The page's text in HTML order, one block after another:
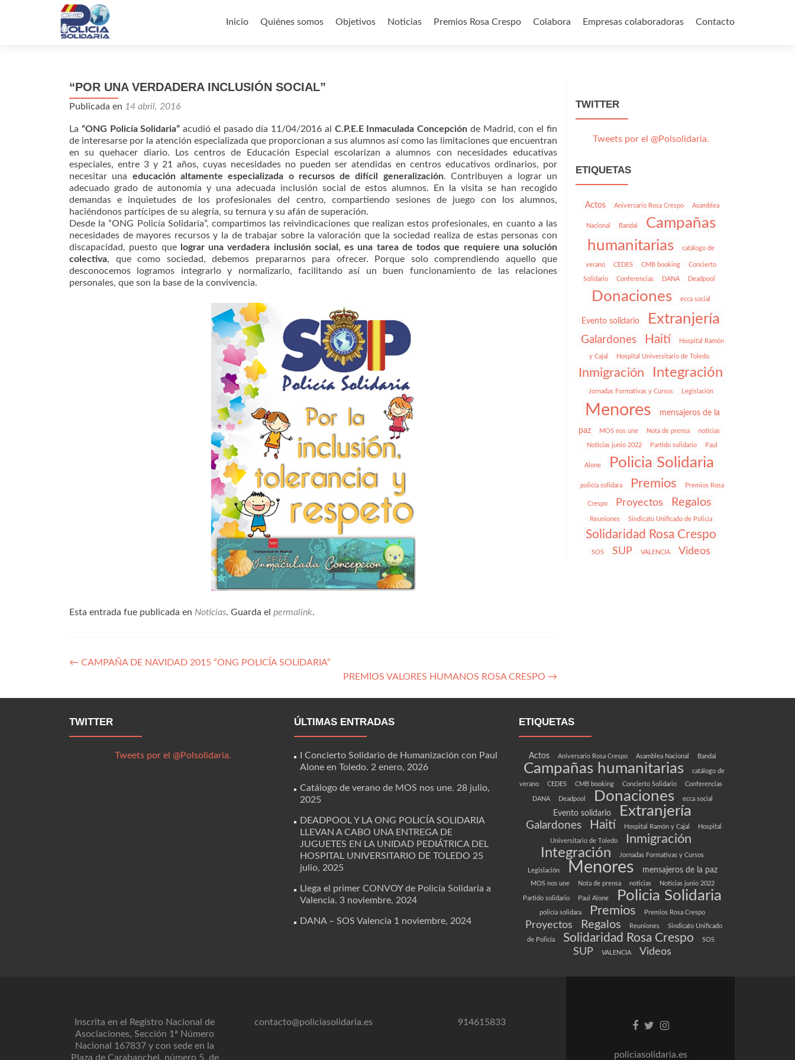
alInicio Quiénes somos Objetivos Noticias Premios Rosa Crespo Colabora Empresas colaboradoras Contacto
“POR UNA VERDADERA INCLUSIÓN SOCIAL”
Publicada en 14 abril, 2016
La “ONG Policía Solidaria” acudió el pasado día 11/04/2016 al C.P.E.E Inmaculada Concepción de Madrid, con el fin
de interesarse por la atención especializada que proporcionan a sus alumnos así como las limitaciones que encuentran
en su quehacer diario. Los centros de Educación Especial escolarizan a alumnos con necesidades educativas
especiales, entre 3 y 21 años, cuyas necesidades no pueden ser atendidas en centros educativos ordinarios, por
necesitar una educación altamente especializada o recursos de difícil generalización. Contribuyen a lograr un
adecuado grado de autonomía y una adecuada inclusión social de estos alumnos. En la visita se han recogido
demandas e inquietudes de los profesionales del centro, compartiendo sesiones de juego con los alumnos,
haciéndonos partícipes de su alegría, su ternura y su afán de superación.
Desde la “ONG Policía Solidaria”, compartimos las reivindicaciones que realizan estos profesionales, en cuanto a las
necesidades de mayores recursos y la de trabajar sobre la valoración que la sociedad realiza de estas personas con
discapacidad, puesto que
lograr una verdadera inclusión social, es una tarea de todos que requiere una solución
colectiva, que como sociedad, debemos prepararnos para ofrecer. Porque solo comprendiendo aquello que
desconocemos logramos integrarlo y normalizarlo, facilitando así un buen funcionamiento de las relaciones
personales, que son la base de la convivencia.
Esta entrada fue publicada en Noticias. Guarda el permalink.
Navegación
← CAMPAÑA DE NAVIDAD 2015 “ONG POLICÍA SOLIDARIA”
PREMIOS VALORES HUMANOS ROSA CRESPO →
TWITTER
Tweets por el @Polsolidaria.
ETIQUETAS
Actos Aniversario Rosa Crespo Asamblea
Nacional Bandai
Campañas
humanitarias
catálogo de
verano CEDES CMB booking Concierto
Solidario Conferencias DANA Deadpool
Donaciones ecca social
Evento solidario Extranjería
Galardones Haití Hospital Ramón
y Cajal Hospital Universitario de Toledo
Inmigración Integración
Jornadas Formativas y Cursos Legislación
Menores mensajeros de la
paz MOS nos une Nota de prensa noticias
Noticias junio 2022 Partido solidario Paul
Alone Policia Solidaria
policía solidara Premios Premios Rosa
Crespo Proyectos Regalos
Reuniones Sindicato Unificado de Policía
Solidaridad Rosa Crespo
SOS SUP VALENCIA Videos
TWITTER
Tweets por el @Polsolidaria.
ÚLTIMAS ENTRADAS
I Concierto Solidario de Humanización con Paul
Alone en Toledo. 2 enero, 2026
Catálogo de verano de MOS nos une. 28 julio,
2025
DEADPOOL Y LA ONG POLICÍA SOLIDARIA
LLEVAN A CABO UNA ENTREGA DE
JUGUETES EN LA UNIDAD PEDIÁTRICA DEL
HOSPITAL UNIVERSITARIO DE TOLEDO 25
julio, 2025
Llega el primer CONVOY de Policía Solidaria a
Valencia. 3 noviembre, 2024
DANA – SOS Valencia 1 noviembre, 2024
ETIQUETAS
Actos Aniversario Rosa Crespo Asamblea Nacional Bandai
Campañas humanitarias
catálogo de
verano
CEDES CMB booking Concierto Solidario Conferencias
DANA Deadpool Donaciones ecca social
Evento solidario Extranjería
Galardones Haití Hospital Ramón y Cajal Hospital
Universitario de Toledo Inmigración
Integración Jornadas Formativas y Cursos
Legislación Menores mensajeros de la paz
MOS nos une Nota de prensa noticias Noticias junio 2022
Partido solidario Paul Alone Policia Solidaria
policía solidara Premios Premios Rosa Crespo
Proyectos Regalos Reuniones Sindicato Unificado
de Policía Solidaridad Rosa Crespo SOS
SUP VALENCIA Videos
Inscrita en el Registro Nacional de
Asociaciones, Sección 1ª Número
Nacional 167837 y con sede en la
Plaza de Carabanchel, número 5, de
contacto@policiasolidaria.es 914615833
Enlace
Facebook
Enlace
Twitter
Enlace
instagram
policiasolidaria.es